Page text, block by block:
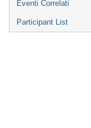
Eventi Correlati
Participant List